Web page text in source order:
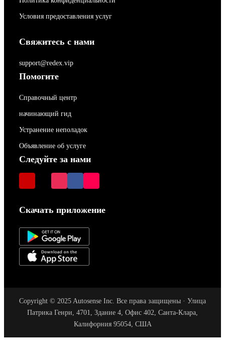
Условия предоставления услуг
Свяжитесь с нами
support@redex.vip
Помогите
Справочный центр
начинающий гид
Устранение неполадок
Объявление об услуге
Следуйте за нами
Скачать приложение
Copyright © 2025 Autosense Inc. Все права защищены · Улица
Патрика Генри, 4701, Здание 4, Офис 402, Санта-Клара,
Калифорния 95054, США